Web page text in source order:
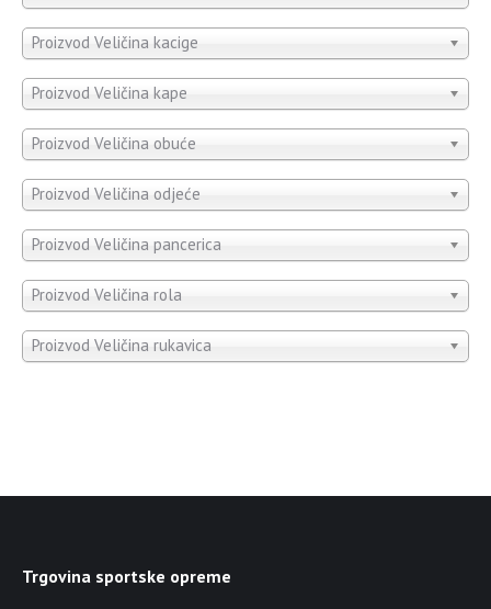
Proizvod Veličina kacige
Proizvod Veličina kape
Proizvod Veličina obuće
Proizvod Veličina odjeće
Proizvod Veličina pancerica
Proizvod Veličina rola
Proizvod Veličina rukavica
Trgovina sportske opreme